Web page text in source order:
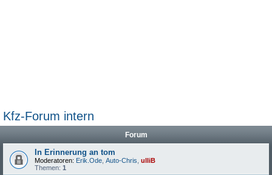
Kfz-Forum intern
Forum
In Erinnerung an tom
Moderatoren: Erik.Ode Auto-Chris ulliB
Themen: 1